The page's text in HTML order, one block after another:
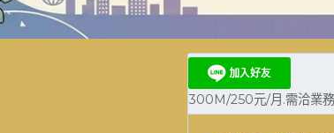
300M/250元/月.需洽業